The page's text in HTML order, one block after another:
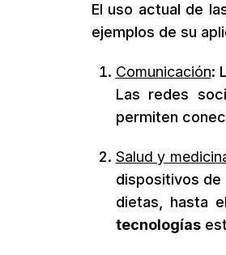
El uso actual de
ejemplos de su
Comunicación:
Las redes
permiten
Salud y
dispositivos de
dietas, hasta
tecnologías